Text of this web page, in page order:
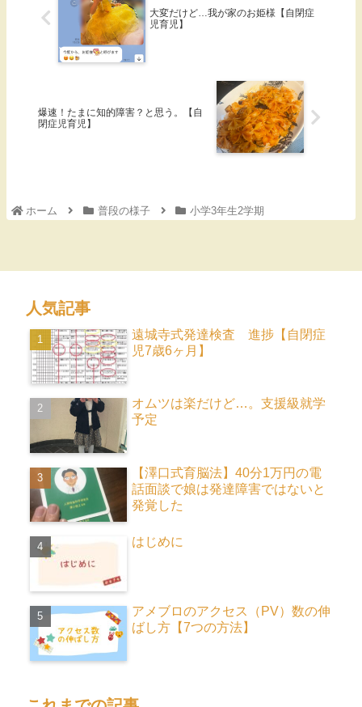
大変だけど…我が家のお姫様【自閉症
児育児】
爆速！たまに知的障害？と思う。【自
閉症児育児】
ホーム 普段の様子 小学3年生2学期
人気記事
遠城寺式発達検査 進捗【自閉症
児7歳6ヶ月】
オムツは楽だけど…。支援級就学
予定
【澤口式育脳法】40分1万円の電
話面談で娘は発達障害ではないと
発覚した
はじめに
アメブロのアクセス（PV）数の伸
ばし方【7つの方法】